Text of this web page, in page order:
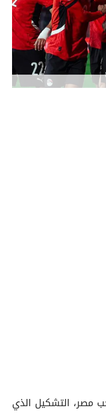
مصر، التشكيل الذي